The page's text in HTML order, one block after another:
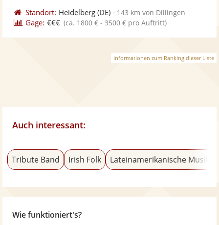
Standort: Heidelberg (DE) - 143 km von Dillingen
Gage: €€€ (ca. 1800 € - 3500 € pro Auftritt)
Informationen zum Ranking dieser Liste
Auch interessant:
Tribute Band Irish Folk Lateinamerikanische Musik
Wie funktioniert's?